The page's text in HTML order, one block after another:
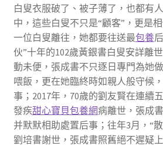
白叟衣服破了、被子薄了，也都有
中，這些白叟不只是“顧客”，更是
一位白叟離往，她都要往送最包養
伙”十年的102歲黃銀書白叟安詳離
動未便，張成書不只逐日專門為她
喂飯，更在她臨終時如親人般守候
事；2017年，70歲的劉友賢在連續
發疾甜心寶貝包養網病離世，張成
并默默相助處置后事；往年3月，“
劉培書謝世，張成書照舊絕不遲疑